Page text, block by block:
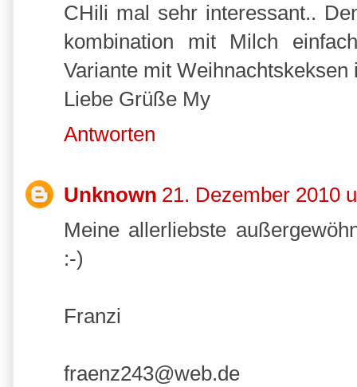
CHili mal sehr interessant..
kombination mit Milch
Variante mit
Liebe Grüße My
Antworten
Unknown 21. Dezember 2010
Meine allerliebste
:-)
Franzi
fraenz243@web.de